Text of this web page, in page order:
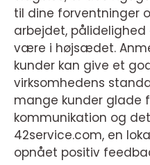
til dine forventninger
arbejdet,
være i højsædet.
kunder kan give et
virksomhedens
mange kunder glade
kommunikation og
42service.com, en
opnået positiv